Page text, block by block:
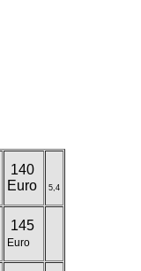
140
Euro
5,4
145
Euro